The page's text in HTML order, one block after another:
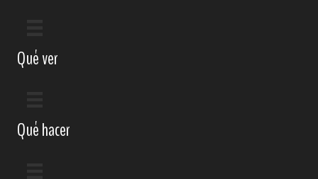
Qué ver
Qué hacer